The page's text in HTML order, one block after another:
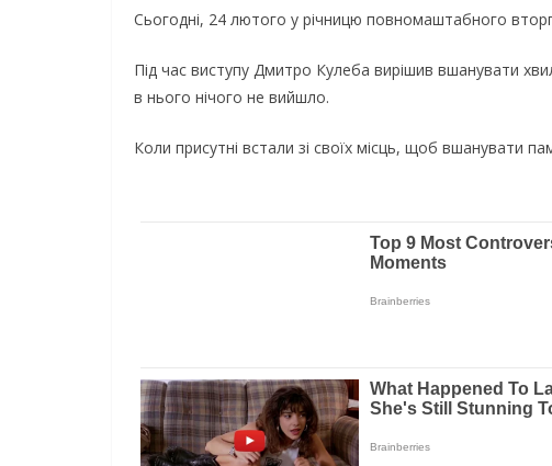
Сьогодні, 24 лютого у річницю повномаштабного
Під час виступу Дмитро Кулеба вирішив вшанувати
в нього нічого не вийшло.
Коли присутні встали зі своїх місць, щоб вшанувати